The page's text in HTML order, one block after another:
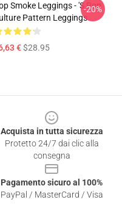
Smoke Leggings - 's Pop
Pattern Leggings
€$28.95
-20%
Acquista in tutta sicurezza
Protetto 24/7 dai clic alla
consegna
Pagamento sicuro al 100%
PayPal / MasterCard / Visa